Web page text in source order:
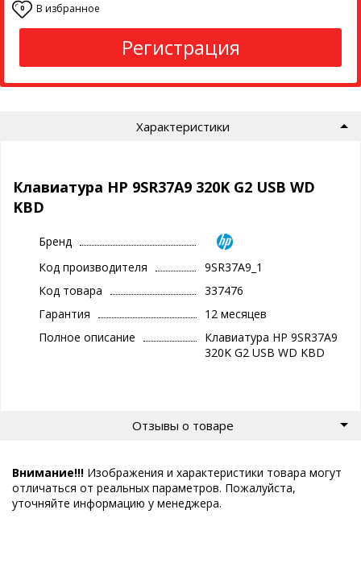
0 В избранное
Регистрация
Характеристики
Клавиатура HP 9SR37A9 320K G2 USB WD
KBD
Бренд
Код производителя
9SR37A9_1
Код товара
337476
Гарантия
12 месяцев
Полное описание
Клавиатура HP 9SR37A9
320K G2 USB WD KBD
Отзывы о товаре
Внимание!!! Изображения и характеристики товара могут
отличаться от реальных параметров. Пожалуйста,
уточняйте информацию у менеджера.